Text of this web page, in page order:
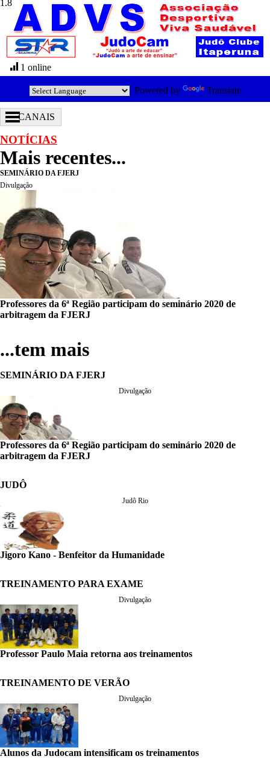
1 online
Powered by Translate
CANAIS
NOTÍCIAS
Mais recentes...
SEMINÁRIO DA FJERJ
Divulgação
Professores da 6ª Região participam do seminário 2020 de
arbitragem da FJERJ
...tem mais
SEMINÁRIO DA FJERJ
Divulgação
Professores da 6ª Região participam do seminário 2020 de
arbitragem da FJERJ
JUDÔ
Judô Rio
Jigoro Kano - Benfeitor da Humanidade
TREINAMENTO PARA EXAME
Divulgação
Professor Paulo Maia retorna aos treinamentos
TREINAMENTO DE VERÃO
Divulgação
Alunos da Judocam intensificam os treinamentos